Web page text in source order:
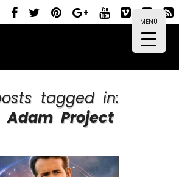
MENÜ
tagged in:
Adam Project